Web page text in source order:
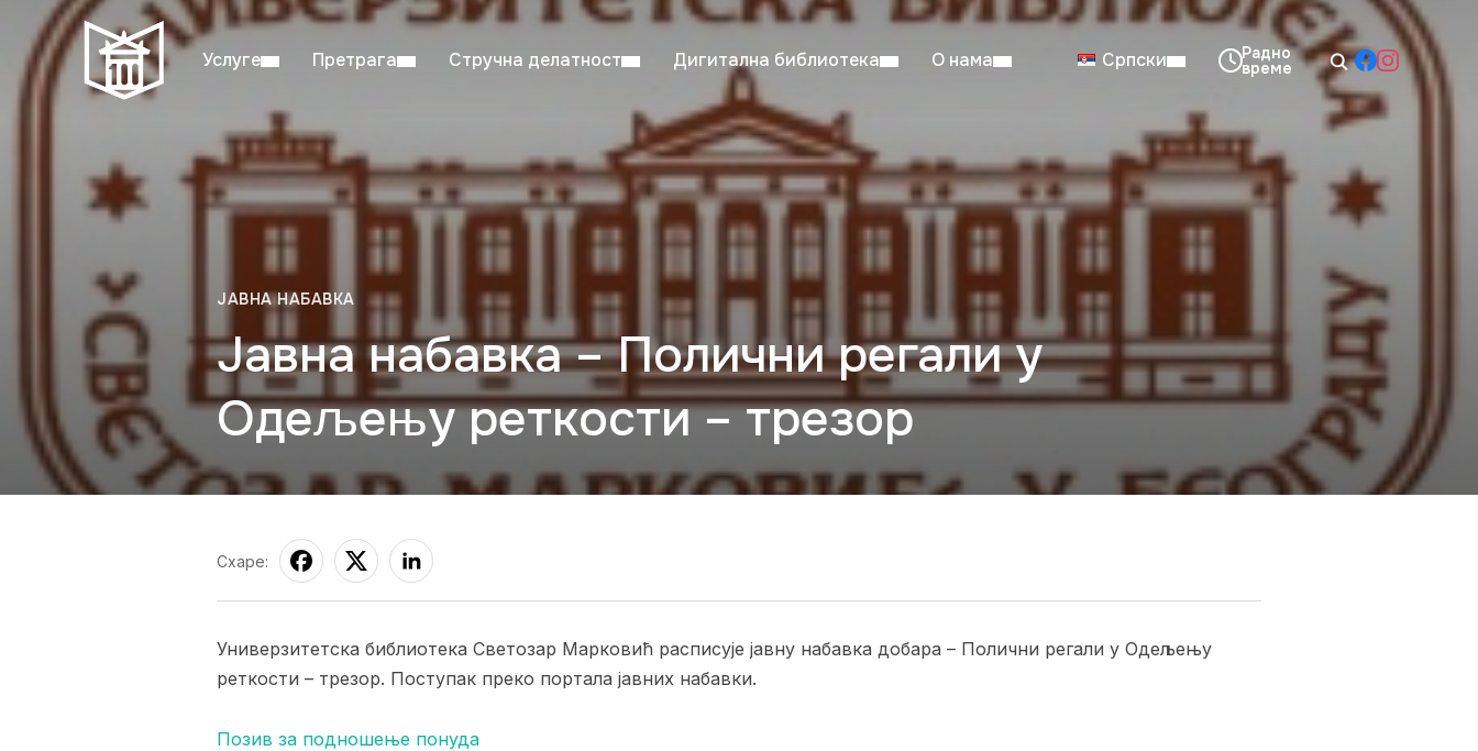
Услуге Претрага Стручна делатност Дигитална библиотека О нама Српски
ЈАВНА НАБАВКА
Јавна набавка – Полични регали у
Одељењу реткости – трезор
Схаре:
Универзитетска библиотека Светозар Марковић расписује јавну набавка добара – Полични регали у Одељењу
реткости – трезор. Поступак преко портала јавних набавки.
Позив за подношење понуда
Пон–пет: 08:00–20:00 Студентска читаоница: 08:00–23:00 Суб: 08:00–14:00 Нед: Затворено
Радно време од 06. јула до 29. августа